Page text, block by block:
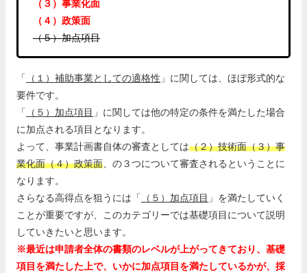
（３）事業化面
（４）政策面
（５）加点項目
「 （１）補助事業としての適格性 」に関しては、ほぼ形式的な
要件です。
「
（５）加点項目 」に関しては他の特定の条件を満たした場合
に加点される項目となります。
よって、事業計画書自体の審査としては（２）技術面（３）事
業化面（４）政策面 、の３つについて審査されるということに
なります。
さらなる高得点を狙うには「
（５）加点項目 」を満たしていく
ことが重要ですが、このカテゴリーでは基礎項目について説明
していきたいと思います。
※最近は申請者全体の書類のレベルが上がってきており、基礎
項目を満たした上で、いかに加点項目を満たしているかが、採